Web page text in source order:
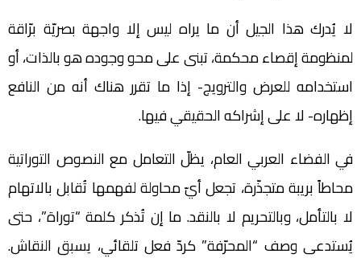
لا يُدرك هذا الجيل أن ما يراه ليس إلا واجهة بصريّة برّاقة
لمنظومة إقصاء محكمة، تبنى على محو وجوده هو بالذات، أو
استخدامه للعرض والترويج- إذا ما تقرر هناك أنه من النافع
إظهاره- لا على إشراكه الحقيقي فيها.
في الفضاء العربي العام، يظلّ التعامل مع النصوص التوراتية
محاطاً بريبة متجذّرة، تجعل أيّ محاولة لفهمها تُقابل بالاتهام
لا بالتأمل، وبالتحريم لا بالنقد. ما إن تُذكر كلمة “توراة”، حتى
يُستدعى وصف “المحرّفة” كردّ فعل تلقائي، يسبق النقاش.